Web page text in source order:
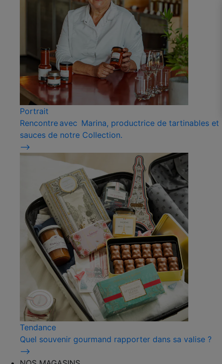
Portrait
Rencontre avec Marina, productrice de tartinables et
sauces de notre Collection.
⟶
Tendance
Quel souvenir gourmand rapporter dans sa valise ?
⟶